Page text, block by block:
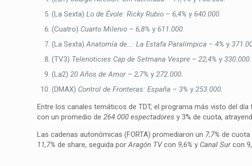
(La Sexta)Lo de Évole: Ricky Rubio – 6,4% y 640.000
(Cuatro) Cuarto Milenio – 6,8% y 611.000
(La Sexta)Anatomía de…: La Estafa Paralímpica –4% y
(TV3) Telenoticies Cap de Setmana Vespre –22,4% y330.000
(La2)20 Años de Amor–2,7% y272.000
(DMAX) Control de Fronteras: España –3% y253.000
Entre los canales temáticos de TDT, el programa más visto del
con un promedio de264.000 espectadores y 3% de cuota,
Las cadenas autonómicas (FORTA) promediaron un 7,7% de cuota
11,7% de share, seguida porAragón TVcon 9,6% y Canal Surcon